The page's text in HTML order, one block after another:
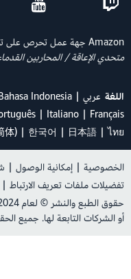
Amazon جهة عمل تحرص على تحقيق مبدأ تكافؤ الفرص:
متحدي الإعاقة / المحاربين
اللغة عربي Indonesia
Français
Italiano
ไทย
日本語
한국어
体)
الخصوصية | إمكانية الوصول |
تفضيلات ملفات تعريف الارتباط |
أو الشركات التابعة لها. جميع